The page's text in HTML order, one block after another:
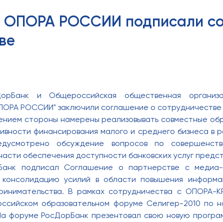
ОПОРА РОССИИ подписали
и Общероссийская общественная
РОССИИ" заключили соглашение о сотрудничестве
стороны намерены реализовывать совместные
финансирования малого и среднего бизнеса в
обсуждение вопросов по
обеспечения доступности банковских услуг
подписал Соглашение о партнерстве с медиа-
усилий в области повышения
В рамках сотрудничества с ОПОРА-
образовательном форуме Селигер-2010 по
форуме РосДорБанк презентовал свою новую